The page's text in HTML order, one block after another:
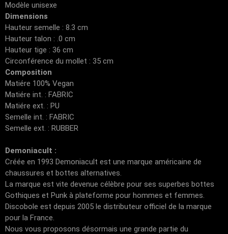
Modèle unisexe
Dimensions
Hauteur semelle : 8.3 cm
Hauteur talon : .0 cm
Hauteur tige : 36 cm
Circonférence du mollet : 35 cm
Composition
Matiére 100% Vegan
Matiére int. : FABRIC
Matiére ext. : PU
Semelle int. : FABRIC
Semelle ext. : RUBBER
Demoniacult :
Créée en 1993 Demoniacult est une marque américaine de
chaussures et bottes alternatives.
La marque est vite devenue célèbre pour ses superbes bottes
Gothiques et Punk à plateforme pour hommes et femmes.
Discobole est depuis 2005 le distributeur officiel de la marque
pour la France.
Nous vous proposons désormais une grande partie du